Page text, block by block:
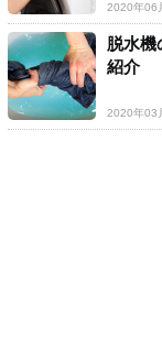
2020年06
脱水機
紹介
2020年03